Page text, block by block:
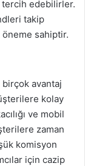
tercih edebilirler.
takip
öneme sahiptir.
avantaj
kolay
ve mobil
zaman
komisyon
için cazip